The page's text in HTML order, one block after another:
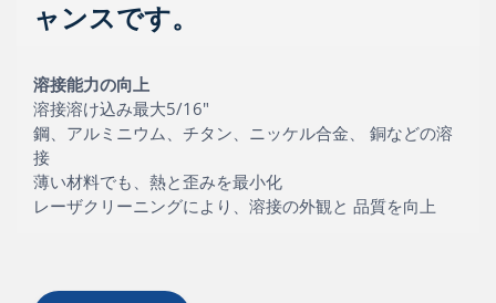
ャンスです。
溶接能力の向上
溶接溶け込み最大5/16"
鋼、アルミニウム、チタン、ニッケル合金、 銅などの溶
接
薄い材料でも、熱と歪みを最小化
レーザクリーニングにより、溶接の外観と 品質を向上